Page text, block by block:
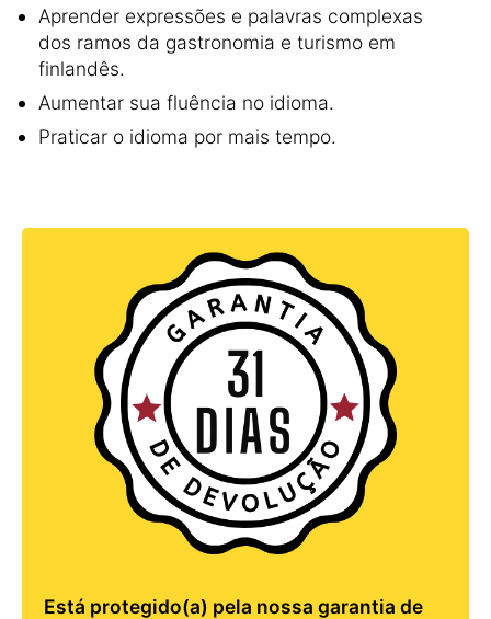
Aprender expressões e palavras complexas
dos ramos da gastronomia e turismo em
finlandês.
Aumentar sua fluência no idioma.
Praticar o idioma por mais tempo.
Está protegido(a) pela nossa garantia de